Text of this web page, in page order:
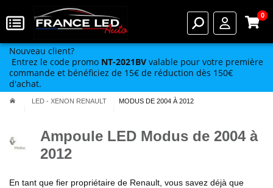
0
Nouveau client?
Entrez le code promo NT-2021BV valable pour votre première
commande et bénéficiez de 15€ de réduction dès 150€
d'achat.
LED - XENON RENAULT MODUS DE 2004 À 2012
Ampoule LED Modus de 2004 à
2012
En tant que fier propriétaire de Renault, vous savez déjà que